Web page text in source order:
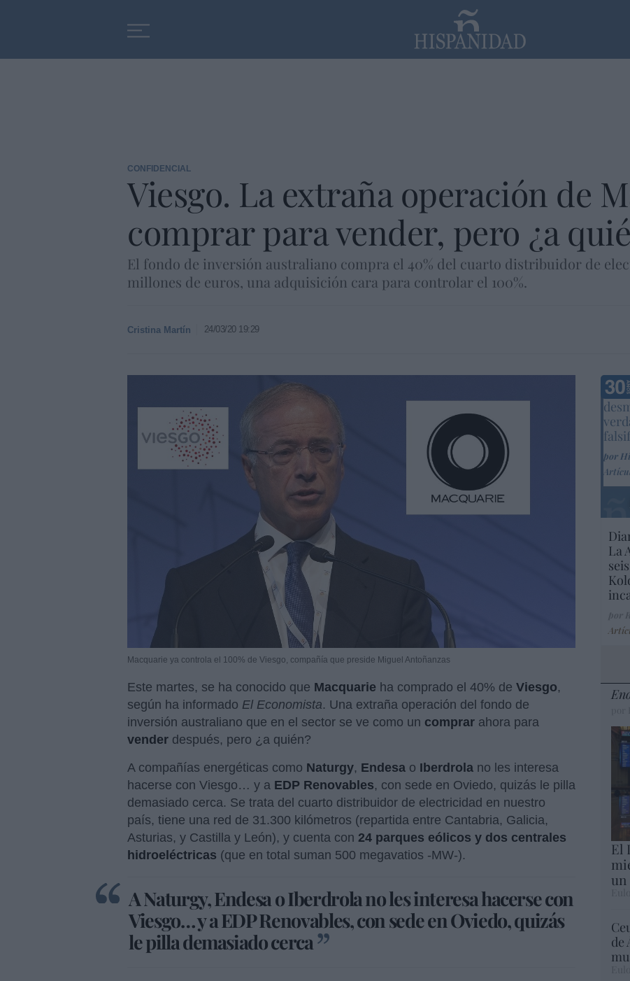
CONFIDENCIAL
Viesgo. La extraña operación de
comprar para vender, pero ¿a
El fondo de inversión australiano compra el 40% del cuarto distribuidor de
millones de euros, una adquisición cara para controlar el 100%.
Cristina Martín 24/03/20 19:29
Macquarie ya controla el 100% de Viesgo, compañía que preside Miguel Antoñanzas
Este martes, se ha conocido que Macquarie ha comprado el 40% de Viesgo,
según ha informado El Economista. Una extraña operación del fondo de
inversión australiano que en el sector se ve como un comprar ahora para
vender después, pero ¿a quién?
A compañías energéticas como Naturgy, Endesa o Iberdrola no les interesa
hacerse con Viesgo… y a EDP Renovables, con sede en Oviedo, quizás le pilla
demasiado cerca. Se trata del cuarto distribuidor de electricidad en nuestro
país, tiene una red de 31.300 kilómetros (repartida entre Cantabria, Galicia,
Asturias, y Castilla y León), y cuenta con 24 parques eólicos y dos centrales
hidroeléctricas (que en total suman 500 megavatios -MW-).
A Naturgy, Endesa o Iberdrola no les interesa hacerse con
Viesgo… y a EDP Renovables, con sede en Oviedo, quizás
le pilla demasiado cerca
por
La
El
un
de